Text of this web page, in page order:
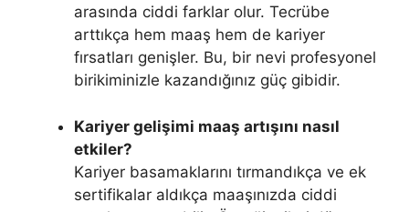
arasında ciddi farklar olur. Tecrübe
arttıkça hem maaş hem de kariyer
fırsatları genişler. Bu, bir nevi profesyonel
birikiminizle kazandığınız güç gibidir.
Kariyer gelişimi maaş artışını nasıl
etkiler?
Kariyer basamaklarını tırmandıkça ve ek
sertifikalar aldıkça maaşınızda ciddi